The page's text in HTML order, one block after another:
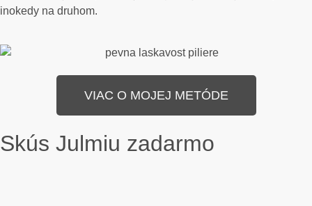
inokedy na druhom.
VIAC O MOJEJ METÓDE
Skús Julmiu zadarmo